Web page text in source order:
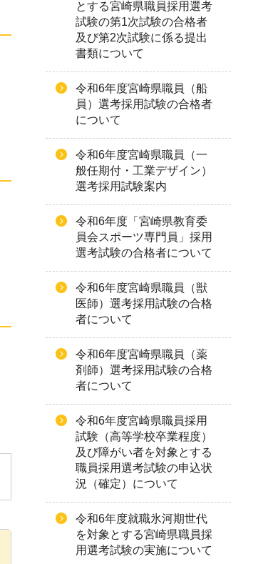
とする宮崎県職員採用選考
試験の第1次試験の合格者
及び第2次試験に係る提出
書類について
令和6年度宮崎県職員（船
員）選考採用試験の合格者
について
令和6年度宮崎県職員（一
般任期付・工業デザイン）
選考採用試験案内
令和6年度「宮崎県教育委
員会スポーツ専門員」採用
選考試験の合格者について
令和6年度宮崎県職員（獣
医師）選考採用試験の合格
者について
令和6年度宮崎県職員（薬
剤師）選考採用試験の合格
者について
令和6年度宮崎県職員採用
試験（高等学校卒業程度）
及び障がい者を対象とする
職員採用選考試験の申込状
況（確定）について
令和6年度就職氷河期世代
を対象とする宮崎県職員採
用選考試験の実施について